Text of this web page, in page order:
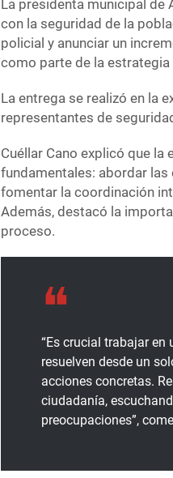
La presidenta municipal de
con la seguridad de la
policial y anunciar un
como parte de la
La entrega se realizó en la
representantes de
Cuéllar Cano explicó que
fundamentales: abordar
fomentar la coordinación
Además, destacó la
proceso.
“Es crucial trabajar
resuelven desde un
acciones concretas.
ciudadanía,
preocupaciones”,